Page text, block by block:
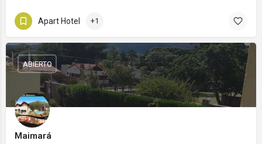
Apart Hotel +1
Maimará
ABIERTO